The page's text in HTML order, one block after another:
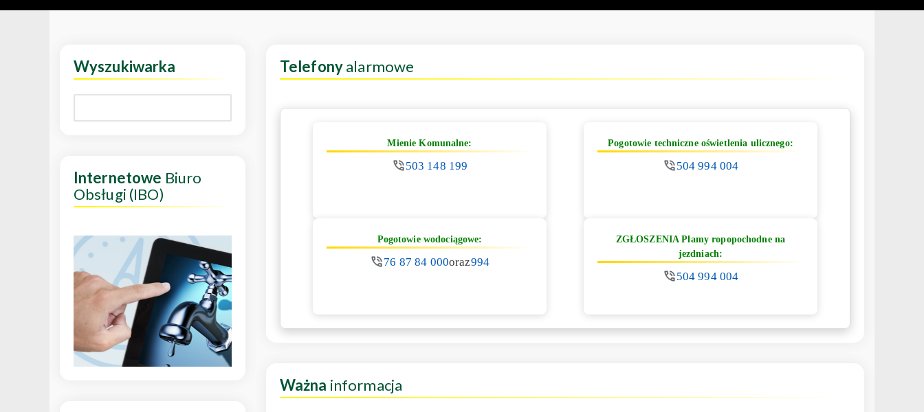
Telefonyalarmowe
Mienie Komunalne:
503 148 199
Pogotowie techniczne oświetlenia ulicznego:
504 994 004
Pogotowie wodociągowe:
76 87 84 000oraz994
ZGŁOSZENIA Plamy ropopochodne na
jezdniach:
504 994 004
Ważna informacja
Wyszukiwarka
Internetowe Biuro
Obsługi (IBO)